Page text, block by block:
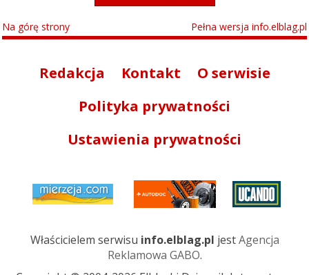
Na górę strony Pełna wersja info.elblag.pl
Redakcja Kontakt
O serwisie
Polityka prywatności
Ustawienia prywatności
Właścicielem serwisu info.elblag.pl jestAgencja
Reklamowa GABO.